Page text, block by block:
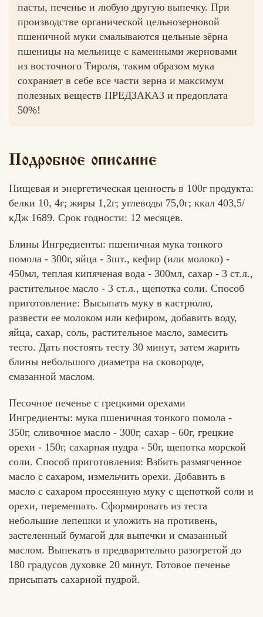
пасты, печенье и любую другую выпечку. При
производстве органической цельнозерновой
пшеничной муки смалываются цельные зёрна
пшеницы на мельнице с каменными жерновами
из восточного Тироля, таким образом мука
сохраняет в себе все части зерна и максимум
полезных веществ ПРЕДЗАКАЗ и предоплата
50%!
Подробное описание
Пищевая и энергетическая ценность в 100г продукта:
белки 10, 4г; жиры 1,2г; углеводы 75,0г; ккал 403,5/
кДж 1689. Срок годности: 12 месяцев.
Блины Ингредиенты: пшеничная мука тонкого
помола - 300г, яйца - 3шт., кефир (или молоко) -
450мл, теплая кипяченая вода - 300мл, сахар - 3 ст.л.,
растительное масло - 3 ст.л., щепотка соли. Способ
приготовление: Высыпать муку в кастрюлю,
развести ее молоком или кефиром, добавить воду,
яйца, сахар, соль, растительное масло, замесить
тесто. Дать постоять тесту 30 минут, затем жарить
блины небольшого диаметра на сковороде,
смазанной маслом.
Песочное печенье с грецкими орехами
Ингредиенты: мука пшеничная тонкого помола -
350г, сливочное масло - 300г, сахар - 60г, грецкие
орехи - 150г, сахарная пудра - 50г, щепотка морской
соли. Способ приготовления: Взбить размягченное
масло с сахаром, измельчить орехи. Добавить в
масло с сахаром просеянную муку с щепоткой соли и
орехи, перемешать. Сформировать из теста
небольшие лепешки и уложить на противень,
застеленный бумагой для выпечки и смазанный
маслом. Выпекать в предварительно разогретой до
180 градусов духовке 20 минут. Готовое печенье
присыпать сахарной пудрой.